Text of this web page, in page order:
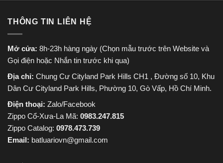
THÔNG TIN LIÊN HỆ
Mở cửa: 8h-23h hàng ngày (Chọn mẫu trước trên Website và
Gọi điện hoặc Nhắn tin trước khi qua)
Địa chỉ: Chung Cư Cityland Park Hills CH1 , Đường số 10, Khu
Dân Cư Cityland Park Hills, Phường 10, Gò Vấp, Hồ Chí Minh.
Điện thoại: Zalo/Facebook
Zippo Cổ-Xưa-La Mã: 0983.247.815
Zippo Catalog: 0978.473.739
Email: batluariovn@gmail.com